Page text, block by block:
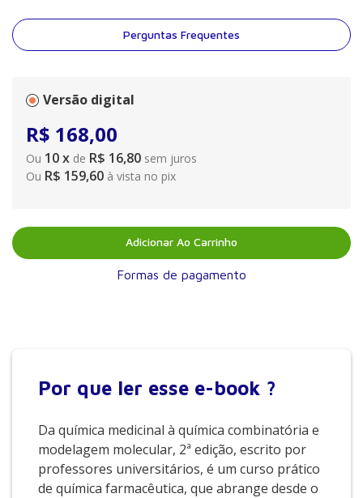
purificação de fármacos, determinação das constantes físicas,
sínteses tradicionais, determinação estrutural, modelagem
molecular, química combinatória e reações químicas de
Perguntas Frequentes
Versão digital
R$ 168,00
Ou 10x de R$ 16,80 sem juros
Ou R$ 159,60 à vista no pix
Adicionar Ao Carrinho
Formas de pagamento
Por que ler esse e-book ?
Da química medicinal à química combinatória e
modelagem molecular, 2ª edição, escrito por
professores universitários, é um curso prático
de química farmacêutica, que abrange desde o